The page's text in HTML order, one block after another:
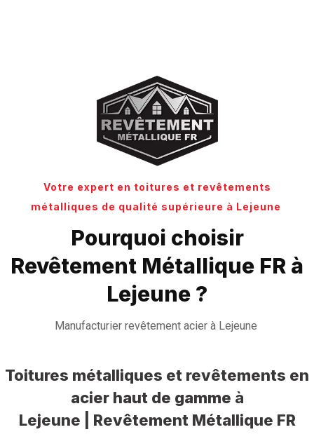
Votre expert en toitures et revêtements
métalliques de qualité supérieure à Lejeune
Pourquoi choisir
Revêtement Métallique FR à
Lejeune ?
Manufacturier revêtement acier à Lejeune
Toitures métalliques et revêtements en
acier haut de gamme à
Lejeune | Revêtement Métallique FR